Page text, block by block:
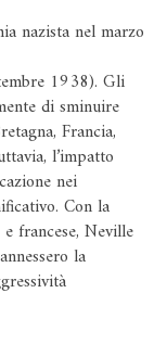
nazista nel marzo
1938). Gli
di sminuire
Francia,
l’impatto
nei
Con la
francese, Neville
la